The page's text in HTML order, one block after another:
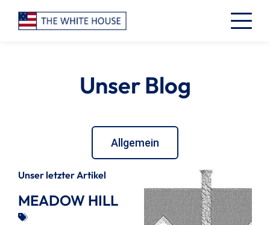
Unser Blog
Allgemein
Unser letzter Artikel
MEADOW HILL